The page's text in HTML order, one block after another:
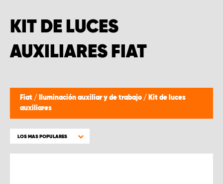
KIT DE LUCES
AUXILIARES FIAT
Fiat / Iluminación auxiliar y de trabajo / Kit de luces
auxiliares
LOS MAS POPULARES